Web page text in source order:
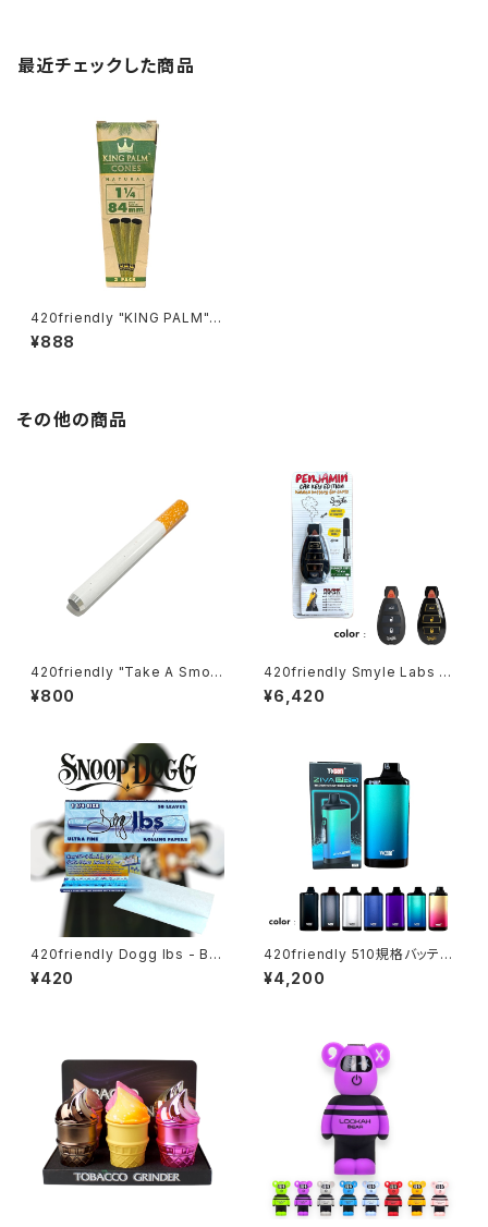
最近チェックした商品
420friendly "KING PALM" 1
¼ サイズ ラッパ型プレロールコ
ーン 3本入り(84mm)
¥888
その他の商品
420friendly "Take A Smok
e" こっそりチルタイム Cigarett
e Bat ロング シガレットワンヒ
¥800
420friendly Smyle Labs P
enjamin キー型ベイプバッテリ
ー
¥6,420
420friendly Dogg lbs - Blu
e Paisley Rolling Papers /
1¼サイズ・50枚入
¥420
420friendly 510規格バッテリ
ー Yocan ZIVA PRO|タッチ式
OLED搭載 ステルスバッテリー
¥4,200